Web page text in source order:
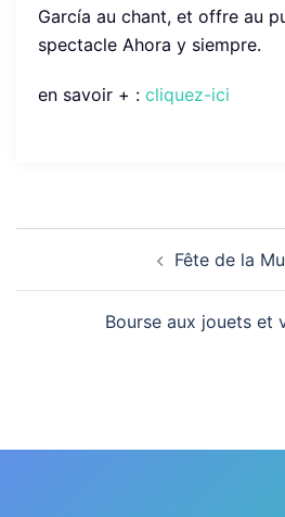
García au chant, et offre au
spectacle Ahora y siempre.
en savoir + : cliquez-ici
Fête de la
Bourse aux jouets et